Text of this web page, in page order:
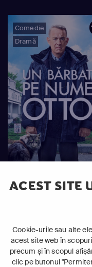
ACEST SITE
Cookie-urile sau alte
acest site web în
precum și în scopul
clic pe butonul
Comedie
Dramă
Otto
Comedie
Film de dragoste